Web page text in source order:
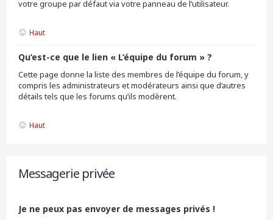
votre groupe par défaut via votre panneau de l’utilisateur.
Haut
Qu’est-ce que le lien « L’équipe du forum » ?
Cette page donne la liste des membres de l’équipe du forum, y
compris les administrateurs et modérateurs ainsi que d’autres
détails tels que les forums qu’ils modèrent.
Haut
Messagerie privée
Je ne peux pas envoyer de messages privés !